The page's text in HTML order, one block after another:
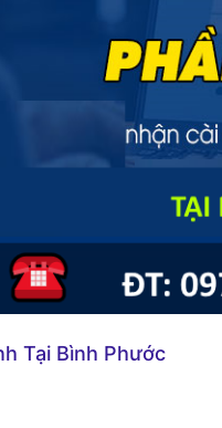
Tại Bình Phước